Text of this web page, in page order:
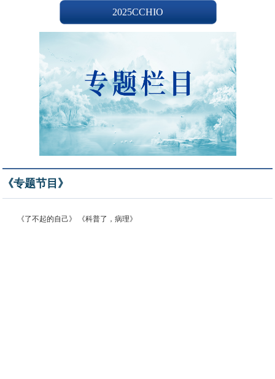
2025CCHIO
《专题节目》
《了不起的自己》 《科普了，病理》